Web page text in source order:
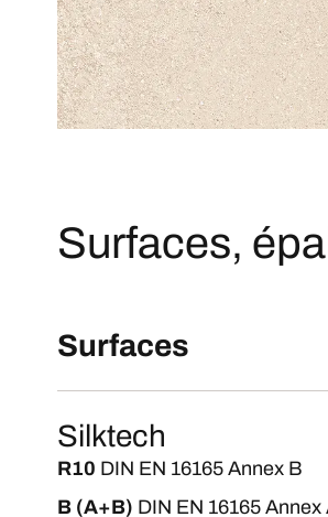
Surfaces,
Surfaces
Silktech
R10 DIN EN 16165 Annex B
B (A+B) DIN EN 16165 Annex